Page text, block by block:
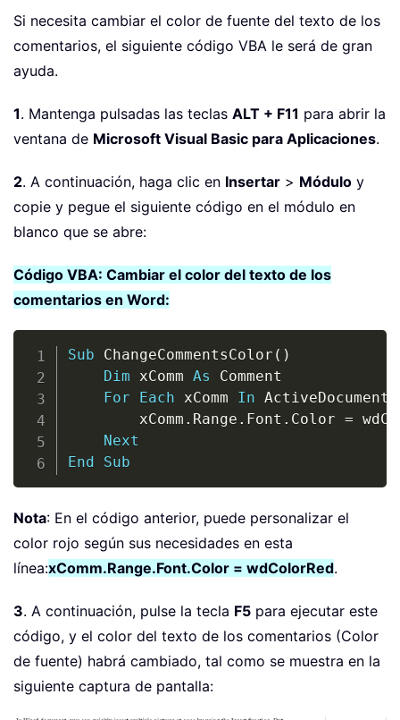
Si necesita cambiar el color de fuente del texto de los
comentarios, el siguiente código VBA le será de gran
ayuda.
1. Mantenga pulsadas las teclas ALT + F11 para abrir la
ventana de Microsoft Visual Basic para Aplicaciones.
2. A continuación, haga clic en Insertar > Módulo y
copie y pegue el siguiente código en el módulo en
blanco que se abre:
Código VBA: Cambiar el color del texto de los
comentarios en Word:
Sub ChangeCommentsColor ( )
Dim xComm As Comment
For
Each xComm In ActiveDocument
        xComm
. Range . Font . Color =
Next
End
Sub
Nota: En el código anterior, puede personalizar el
color rojo según sus necesidades en esta
línea:xComm.Range.Font.Color = wdColorRed.
3. A continuación, pulse la tecla F5 para ejecutar este
código, y el color del texto de los comentarios (Color
de fuente) habrá cambiado, tal como se muestra en la
siguiente captura de pantalla: